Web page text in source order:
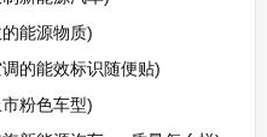
能源物质)
的能效标识随便贴)
粉色车型)